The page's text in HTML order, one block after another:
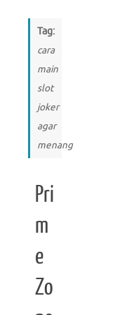
Tag:
cara
main
slot
joker
agar
menang
Pri
m
e
Zo